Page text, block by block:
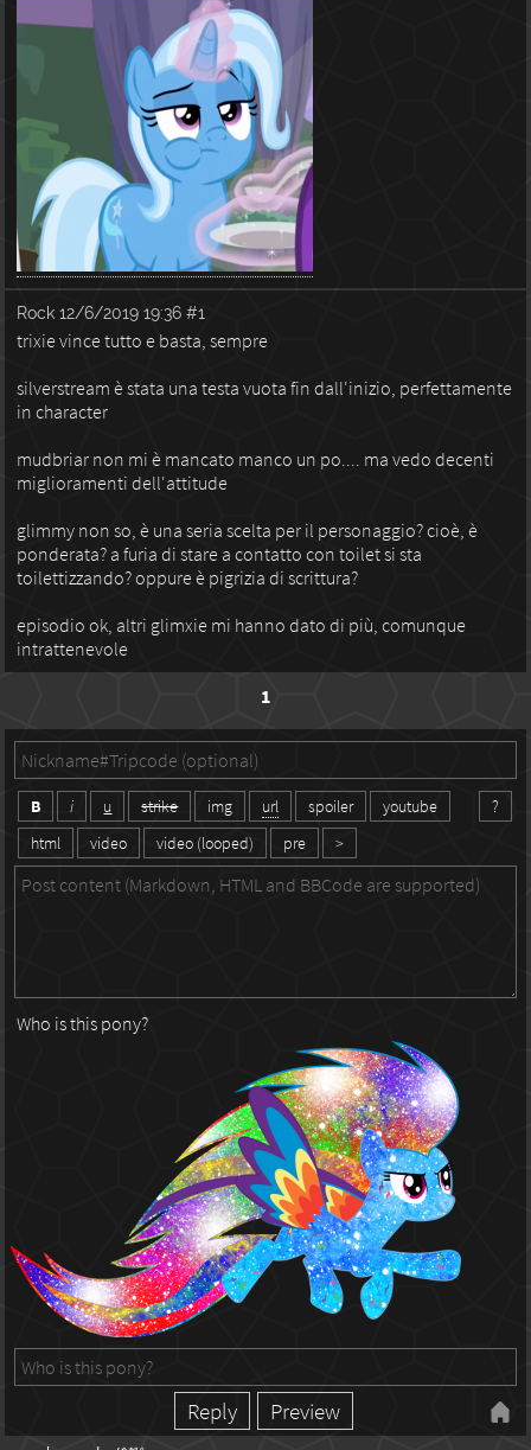
Rock 12/6/2019 19:36 #1
trixie vince tutto e basta, sempre
silverstream è stata una testa vuota fin dall'inizio, perfettamente
in character
mudbriar non mi è mancato manco un po.... ma vedo decenti
miglioramenti dell'attitude
glimmy non so, è una seria scelta per il personaggio? cioè, è
ponderata? a furia di stare a contatto con toilet si sta
toilettizzando? oppure è pigrizia di scrittura?
episodio ok, altri glimxie mi hanno dato di più, comunque
intrattenevole
1
?
B i u strike img url spoiler
youtube
html
video video (looped) pre >
Who is this pony?